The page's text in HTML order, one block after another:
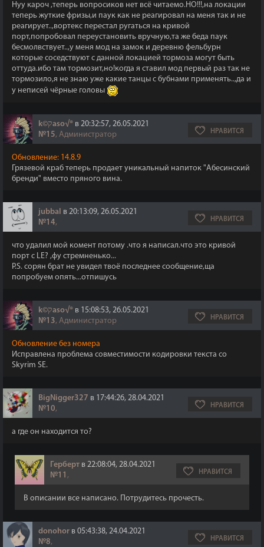
Нуу кароч ,теперь вопросиков нет всё читаемо.НО!!!,на локации
теперь жуткие фризы,и паук как не реагировал на меня так и не
реагирует..,вортекс перестал ругаться на кривой
порт,попробовал переустановить вручную,та же беда паук
бесмолвствует..,у меня мод на замок и деревню фельбурн
которые соседствуют с данной локацией тормоза могут быть
оттуда.ибо там тормозит,но!когда я ставил мод первый раз так не
тормозило,я не знаю уже какие танцы с бубнами применять..,да и
у неписей чёрные головы
k©קaso√® в 20:32:57, 26.05.2021
№15, Администратор НРАВИТСЯ
Обновление: 14.8.9
Грязевой краб теперь продает уникальный напиток "Абесинский
бренди" вместо пряного вина.
jubbal в 20:13:09, 26.05.2021
№14, НРАВИТСЯ
что удалил мой комент потому .что я написал.что это кривой
порт с LE? ,фу стремненько...
P.S. сорян брат не увидел твоё последнее сообщение,ща
попробуем опять...отпишусь
k©קaso√® в 15:08:53, 26.05.2021
№13, Администратор НРАВИТСЯ
Обновление без номера
Исправлена проблема совместимости кодировки текста со
Skyrim SE.
BigNigger327 в 17:44:26, 28.04.2021
№10, НРАВИТСЯ
а где он находится то?
Герберт в 22:08:04, 28.04.2021
№11 , НРАВИТСЯ
В описании все написано. Потрудитесь прочесть.
donohor в 05:43:38, 24.04.2021
№8, НРАВИТСЯ